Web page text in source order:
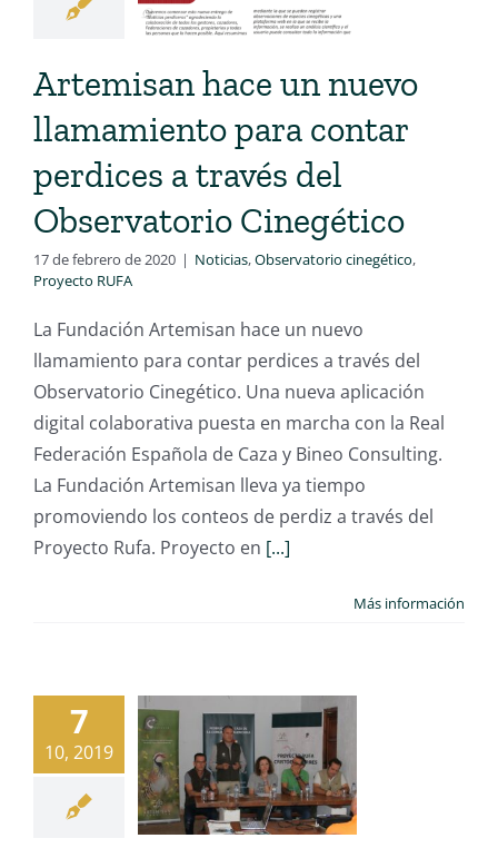
Artemisan hace un nuevo
llamamiento para contar
perdices a través del
Observatorio Cinegético
17 de febrero de 2020 | Noticias,Observatorio cinegético,
Proyecto RUFA
La Fundación Artemisan hace un nuevo
llamamiento para contar perdices a través del
Observatorio Cinegético. Una nueva aplicación
digital colaborativa puesta en marcha con la Real
Federación Española de Caza y Bineo Consulting.
La Fundación Artemisan lleva ya tiempo
promoviendo los conteos de perdiz a través del
Proyecto Rufa. Proyecto en [...]
Más información
7
10, 2019